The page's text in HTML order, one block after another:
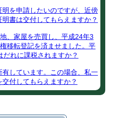
を申請したいのですが、近傍
書は交付してもらえますか？
、家屋を売買し、平成24年3
移転登記を済ませました。平
れに課税されますか？
しています。この場合、私一
付してもらえますか？